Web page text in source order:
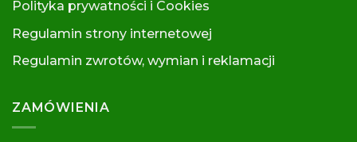
Polityka prywatności i Cookies
Regulamin strony internetowej
Regulamin zwrotów, wymian i reklamacji
ZAMÓWIENIA